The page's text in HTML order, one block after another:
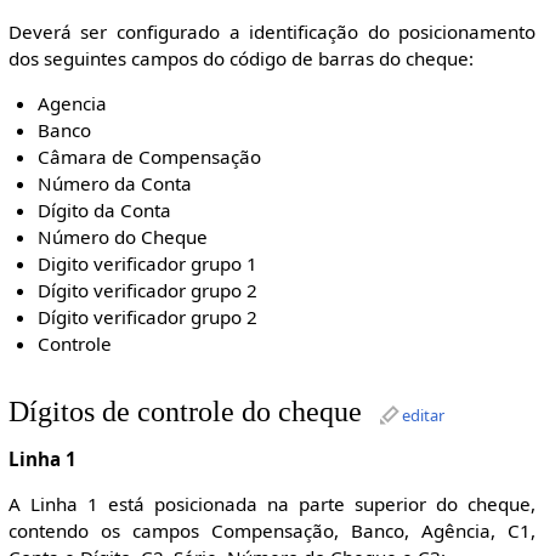
Deverá ser configurado a identificação do posicionamento
dos seguintes campos do código de barras do cheque:
Agencia
Banco
Câmara de Compensação
Número da Conta
Dígito da Conta
Número do Cheque
Digito verificador grupo 1
Dígito verificador grupo 2
Dígito verificador grupo 2
Controle
Dígitos de controle do cheque editar
Linha 1
A Linha 1 está posicionada na parte superior do cheque,
contendo os campos Compensação, Banco, Agência, C1,